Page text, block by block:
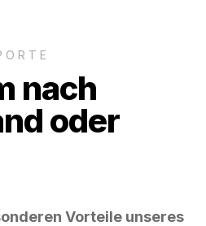
nach
oder
Vorteile unseres